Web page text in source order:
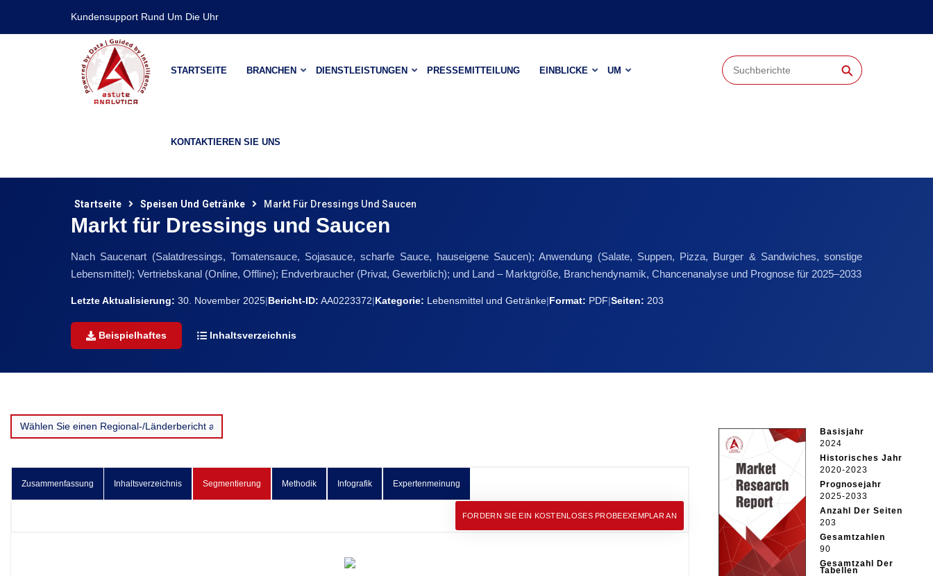
Kundensupport Rund Um Die Uhr
STARTSEITE BRANCHEN DIENSTLEISTUNGEN PRESSEMITTEILUNG EINBLICKE UM
KONTAKTIEREN SIE UNS
⚲
Startseite Speisen Und Getränke Markt Für Dressings Und Saucen
Markt für Dressings und Saucen
Nach Saucenart (Salatdressings, Tomatensauce, Sojasauce, scharfe Sauce, hauseigene Saucen); Anwendung (Salate, Suppen, Pizza, Burger & Sandwiches, sonstige
Lebensmittel); Vertriebskanal (Online, Offline); Endverbraucher (Privat, Gewerblich); und Land – Marktgröße, Branchendynamik, Chancenanalyse und Prognose für 2025–2033
Letzte Aktualisierung: 30. November 2025|Bericht-ID: AA0223372|Kategorie: Lebensmittel und Getränke|Format: PDF|Seiten: 203
Beispielhaftes Inhaltsverzeichnis
Zusammenfassung Inhaltsverzeichnis Segmentierung Methodik Infografik Expertenmeinung
FORDERN SIE EIN KOSTENLOSES PROBEEXEMPLAR AN
Basisjahr
2024
Historisches Jahr
2020-2023
Prognosejahr
2025-2033
Anzahl Der Seiten
203
Gesamtzahlen
90
Gesamtzahl Der
Tabellen